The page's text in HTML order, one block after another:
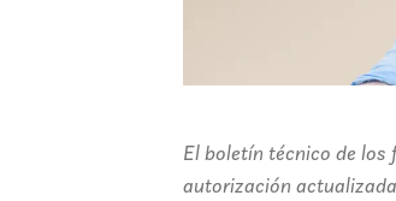
El boletín técnico de
autorización